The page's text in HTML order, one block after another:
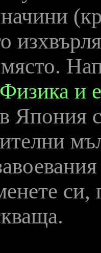
и
Япония